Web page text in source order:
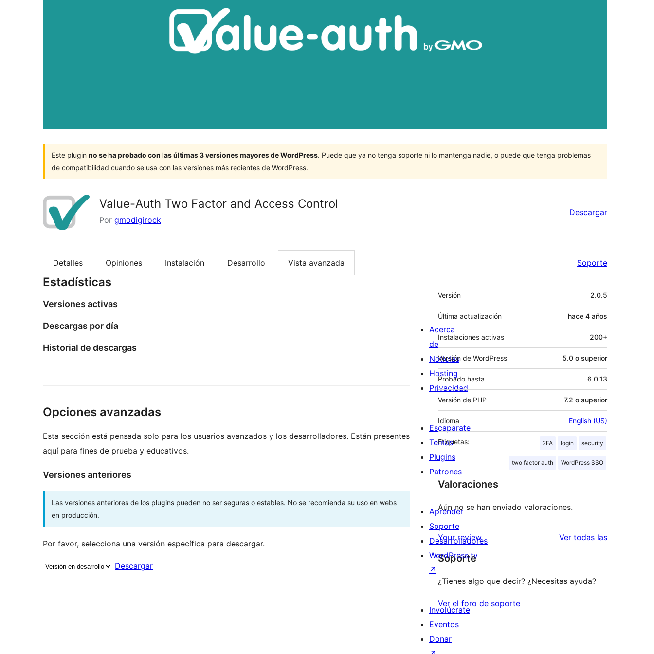
Este plugin no se ha probado con las últimas 3 versiones mayores de WordPress. Puede que ya no tenga soporte ni lo mantenga nadie, o puede que tenga problemas
de compatibilidad cuando se usa con las versiones más recientes de WordPress.
Value-Auth Two Factor and Access Control
Por gmodigirock
Descargar
Detalles Opiniones Instalación Desarrollo Vista avanzada Soporte
Estadísticas
Versiones activas
Descargas por día
Historial de descargas
Opciones avanzadas
Esta sección está pensada solo para los usuarios avanzados y los desarrolladores. Están presentes
aquí para fines de prueba y educativos.
Versiones anteriores
Las versiones anteriores de los plugins pueden no ser seguras o estables. No se recomienda su uso en webs
en producción.
Por favor, selecciona una versión específica para descargar.
Descargar
Meta
Versión 2.0.5
Última actualización hace 4 años
Instalaciones activas 200+
Versión de WordPress 5.0 o superior
Probado hasta 6.0.13
Versión de PHP 7.2 o superior
Idioma English (US)
Etiquetas: 2FA login security
two factor auth WordPress SSO
Valoraciones
Aún no se han enviado valoraciones.
Your review Ver todas lasvaloraciones
Soporte
¿Tienes algo que decir? ¿Necesitas ayuda?
Ver el foro de soporte
Acerca
de
Noticias
Hosting
Privacidad
Escaparate
Temas
Plugins
Patrones
Aprender
Soporte
Desarrolladores
WordPress.tv
↗
Involúcrate
Eventos
Donar